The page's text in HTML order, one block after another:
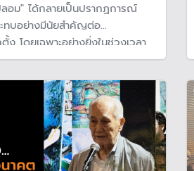
อม" ได้กลายเป็นปรากฏการณ์
บอย่างมีนัยสำคัญต่อ
ง โดยเฉพาะอย่างยิ่งในช่วงเวลา
เทศไทยกำลังจะเข้าสู่การเลือกตั้ง